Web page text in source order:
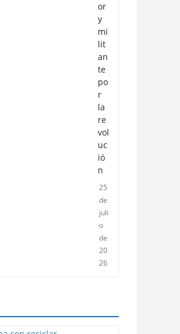
or
y
mi
lit
an
te
po
r
la
re
vol
uc
ió
n
25
de
juli
o
de
20
26